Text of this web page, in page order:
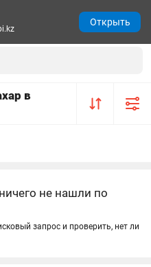
в
не нашли по
запрос и проверить, нет ли
Открыть